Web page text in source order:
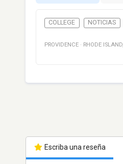
COLLEGE NOTICIAS
PROVIDENCE · RHODE ISLAND
Escriba una reseña